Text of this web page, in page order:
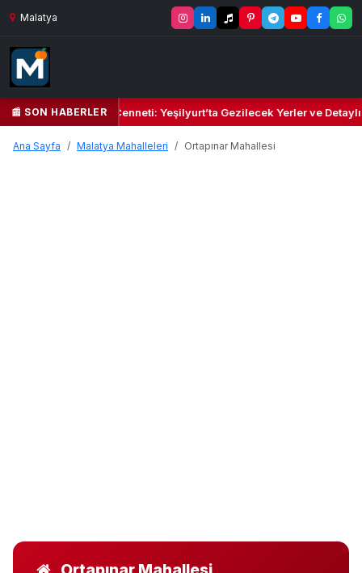
Malatya
📰 SON HABERLER
Yeşil Kalbi ve Kültür Cenneti: Yeşilyurt’ta Gezilecek Yerler ve Detaylı
Ana Sayfa Malatya Mahalleleri Ortapınar Mahallesi